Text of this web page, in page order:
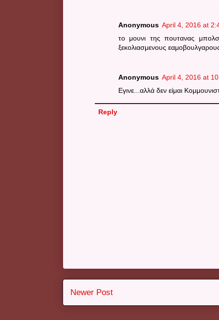
Anonymous April 4, 2016 at
το μουνι της πουτανας
ξεκολιασμενους
Anonymous April 4, 2016 at
Εγινε...αλλά δεν είμαι
Reply
Newer Post